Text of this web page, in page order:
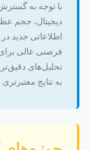
با توجه به
دیجیتال، حجم
اطلاعاتی جدید
فرصتی عالی
تحلیل‌های
به نتایج